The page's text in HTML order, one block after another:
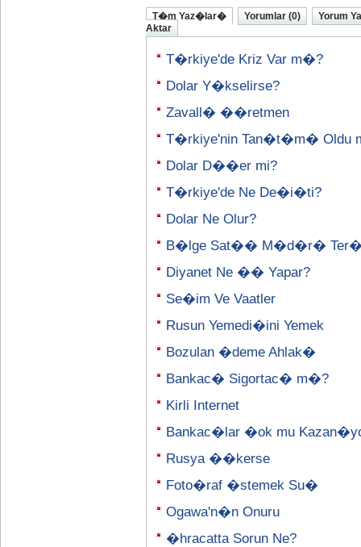
T�m Yaz�lar� Yorumlar (0)
Yorum
Aktar
T�rkiye'de Kriz Var m�?
Dolar Y�kselirse?
Zavall� ��retmen
T�rkiye'nin Tan�t�m� Oldu
Dolar D��er mi?
T�rkiye'de Ne De�i�ti?
Dolar Ne Olur?
B�lge Sat�� M�d�r�
Diyanet Ne �� Yapar?
Se�im Ve Vaatler
Rusun Yemedi�ini Yemek
Bozulan �deme Ahlak�
Bankac� Sigortac� m�?
Kirli Internet
Bankac�lar �ok mu
Rusya ��kerse
Foto�raf �stemek Su�
Ogawa'n�n Onuru
�hracatta Sorun Ne?